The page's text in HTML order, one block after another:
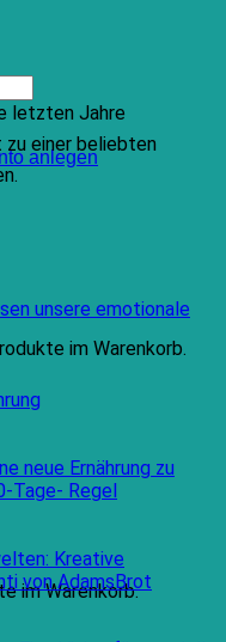
anlegen
im Warenkorb.
im Warenkorb.
letzten Jahre
einer beliebten
unsere emotionale
Grundlagen
der
neue Ernährung zu
Tage- Regel
Wie
lange
dauert
Kreative
von AdamsBrot